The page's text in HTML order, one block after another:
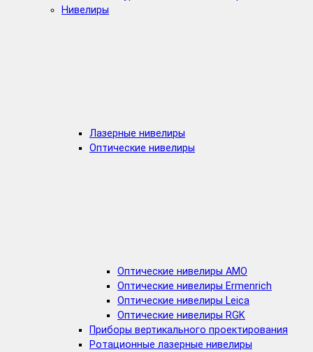
Нивелиры
Лазерные нивелиры
Оптические нивелиры
Оптические нивелиры AMO
Оптические нивелиры Ermenrich
Оптические нивелиры Leica
Оптические нивелиры RGK
Приборы вертикального проектирования
Ротационные лазерные нивелиры